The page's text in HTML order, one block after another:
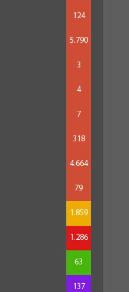
124
5.790
3
4
7
318
4.664
79
1.859
1.286
63
137